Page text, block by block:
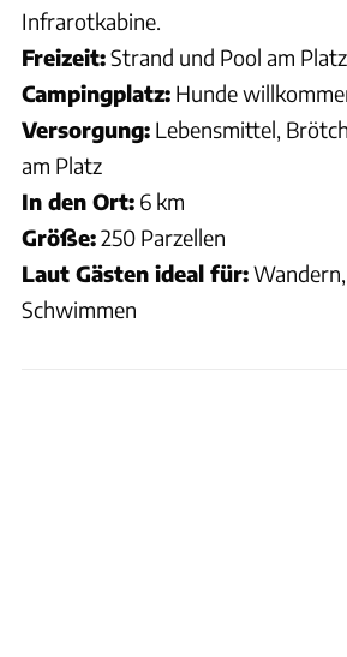
Infrarotkabine.
Freizeit:Strand und Pool am Platz
Campingplatz: Hunde
Versorgung: Lebensmittel,
am Platz
In den Ort: 6 km
Größe:250 Parzellen
Laut Gästen ideal für:
Schwimmen